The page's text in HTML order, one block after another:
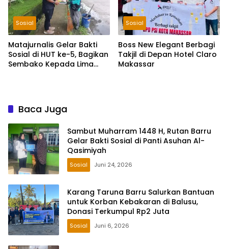
Sosial
Matajurnalis Gelar Bakti
Sosial di HUT ke-5, Bagikan
Sembako Kepada Lima
Sosial
Boss New Elegant Berbagi
Takjil di Depan Hotel Claro
Makassar
Baca Juga
Sambut Muharram 1448 H, Rutan Barru
Gelar Bakti Sosial di Panti Asuhan Al-
Qasimiyah
Sosial Juni 24, 2026
Karang Taruna Barru Salurkan Bantuan
untuk Korban Kebakaran di Balusu,
Donasi Terkumpul Rp2 Juta
Sosial Juni 6, 2026